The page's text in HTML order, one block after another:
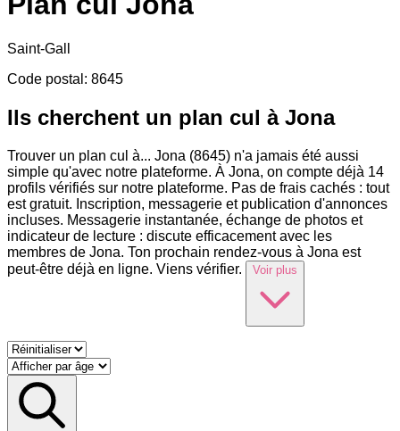
Saint-Gall
Code postal : 8645
Ils cherchent un plan cul à Jona
Trouver un plan cul à... Jona (8645) n'a jamais été aussi
simple qu'avec notre plateforme. À Jona, on compte déjà 14
profils vérifiés sur notre plateforme. Pas de frais cachés : tout
est gratuit. Inscription, messagerie et publication d'annonces
incluses. Messagerie instantanée, échange de photos et
indicateur de lecture : discute efficacement avec les
membres de Jona. Ton prochain rendez-vous à Jona est
peut-être déjà en ligne. Viens vérifier.
Voir plus